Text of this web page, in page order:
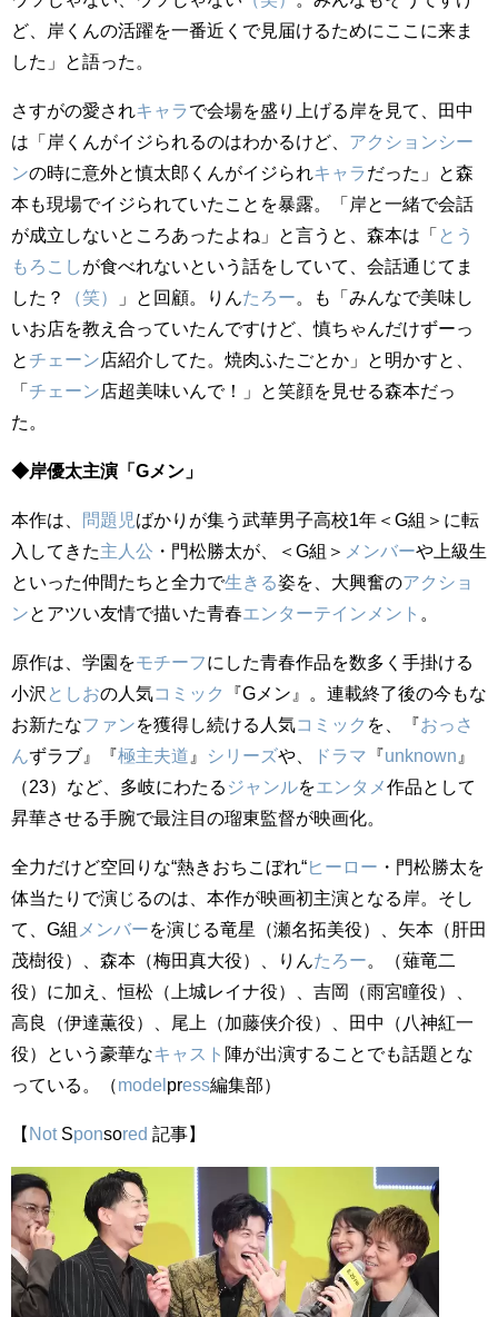
ど、岸くんの活躍を一番近くで見届けるためにここに来ま
した」と語った。
さすがの愛され キャラで会場を盛り上げる岸を見て、田中
は「岸くんがイジられるのはわかるけど、 アクションシー
ンの時に意外と慎太郎くんがイジられ キャラだった」と森
本も現場でイジられていたことを暴露。「岸と一緒で会話
が成立しないところあったよね」と言うと、森本は「 とう
もろこし が食べれないという話をしていて、会話通じてま
した？
（笑） 」と回顧。りん たろー 。も「みんなで美味し
いお店を教え合っていたんですけど、慎ちゃんだけずーっ
と チェーン店紹介してた。焼肉ふたごとか」と明かすと、
「 チェーン店超美味いんで！」と笑顔を見せる森本だっ
た。
◆岸優太主演「Gメン」
本作は、 問題児ばかりが集う武華男子高校1年＜G組＞に転
入してきた主人公 ・門松勝太が、＜G組＞ メンバーや上級生
といった仲間たちと全力で生きる姿を、大興奮のアクショ
ン とアツい友情で描いた青春エンターテインメント
原作は、学園をモチーフにした青春作品を数多く手掛ける
小沢 としおの人気コミック
『Gメン』。連載終了後の今もな
お新たなファンを獲得し続ける人気コミック を、『おっさ
ん ずラブ』『極主夫道 』 シリーズや、 ドラマ 『unknown 』
（23）など、多岐にわたる ジャンルをエンタメ作品として
昇華させる手腕で最注目の瑠東監督が映画化。
全力だけど空回りな“熱きおちこぼれ“ヒーロー ・門松勝太を
体当たりで演じるのは、本作が映画初主演となる岸。そし
て、G組 メンバーを演じる竜星（瀬名拓美役）、矢本（肝田
茂樹役）、森本（梅田真大役）、りん たろー 。（薙竜二
役）に加え、恒松（上城レイナ役）、吉岡（雨宮瞳役）、
高良（伊達薫役）、尾上（加藤侠介役）、田中（八神紅一
役）という豪華なキャスト 陣が出演することでも話題とな
っている。（model press編集部）
【 NotSponsored 記事】